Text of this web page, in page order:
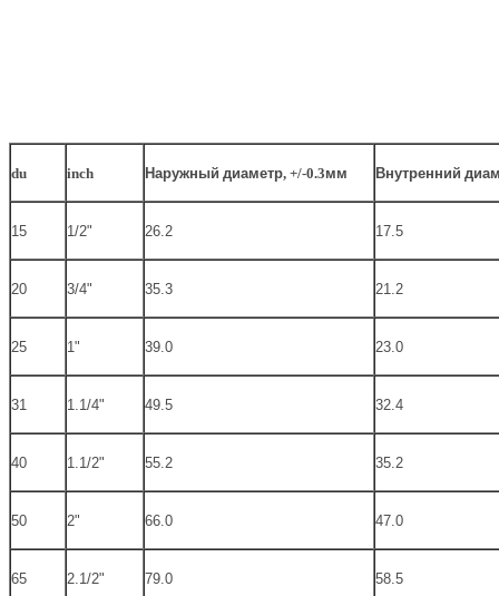
du inch Наружный диаметр, +/-0.3мм Внутренний
15 1/2" 26.2 17.5
20 3/4" 35.3 21.2
25 1" 39.0 23.0
31 1.1/4" 49.5 32.4
40 1.1/2" 55.2 35.2
50 2" 66.0 47.0
65 2.1/2" 79.0 58.5